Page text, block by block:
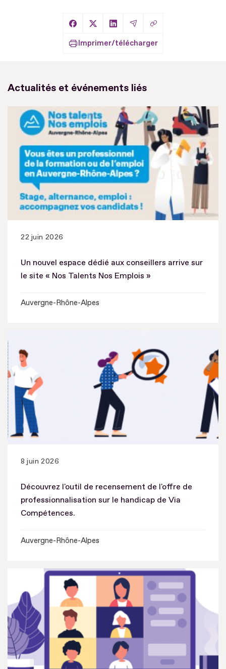
Partager sur Facebook
Partager sur X
Partager sur LinkedIn
Partager par Email
Copier le lien
Imprimer/télécharger
Actualités et événements liés
22 juin 2026
Un nouvel espace dédié aux conseillers arrive sur
le site « Nos Talents Nos Emplois »
Auvergne-Rhône-Alpes
8 juin 2026
Découvrez l'outil de recensement de l'offre de
professionnalisation sur le handicap de Via
Compétences.
Auvergne-Rhône-Alpes